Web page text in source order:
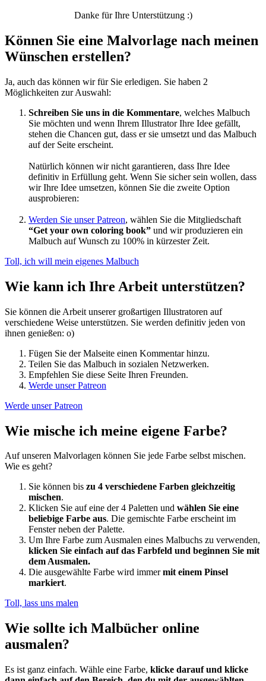
Danke für Ihre Unterstützung :)
Können Sie eine Malvorlage nach meinen
Wünschen erstellen?
Ja, auch das können wir für Sie erledigen. Sie haben 2
Möglichkeiten zur Auswahl:
Schreiben Sie uns in die Kommentare, welches Malbuch
Sie möchten und wenn Ihrem Illustrator Ihre Idee gefällt,
stehen die Chancen gut, dass er sie umsetzt und das Malbuch
auf der Seite erscheint.
Natürlich können wir nicht garantieren, dass Ihre Idee
definitiv in Erfüllung geht. Wenn Sie sicher sein wollen, dass
wir Ihre Idee umsetzen, können Sie die zweite Option
ausprobieren:
Werden Sie unser Patreon, wählen Sie die Mitgliedschaft
“Get your own coloring book” und wir produzieren ein
Malbuch auf Wunsch zu 100% in kürzester Zeit.
Toll, ich will mein eigenes Malbuch
Wie kann ich Ihre Arbeit unterstützen?
Sie können die Arbeit unserer großartigen Illustratoren auf
verschiedene Weise unterstützen. Sie werden definitiv jeden von
ihnen genießen: o)
Fügen Sie der Malseite einen Kommentar hinzu.
Teilen Sie das Malbuch in sozialen Netzwerken.
Empfehlen Sie diese Seite Ihren Freunden.
Werde unser Patreon
Werde unser Patreon
Wie mische ich meine eigene Farbe?
Auf unseren Malvorlagen können Sie jede Farbe selbst mischen.
Wie es geht?
Sie können bis zu 4 verschiedene Farben gleichzeitig
mischen.
Klicken Sie auf eine der 4 Paletten und wählen Sie eine
beliebige Farbe aus. Die gemischte Farbe erscheint im
Fenster neben der Palette.
Um Ihre Farbe zum Ausmalen eines Malbuchs zu verwenden,
klicken Sie einfach auf das Farbfeld und beginnen Sie mit
dem Ausmalen.
Die ausgewählte Farbe wird immermit einem Pinsel
markiert.
Toll, lass uns malen
Wie sollte ich Malbücher online
ausmalen?
Es ist ganz einfach. Wähle eine Farbe, klicke darauf und klicke